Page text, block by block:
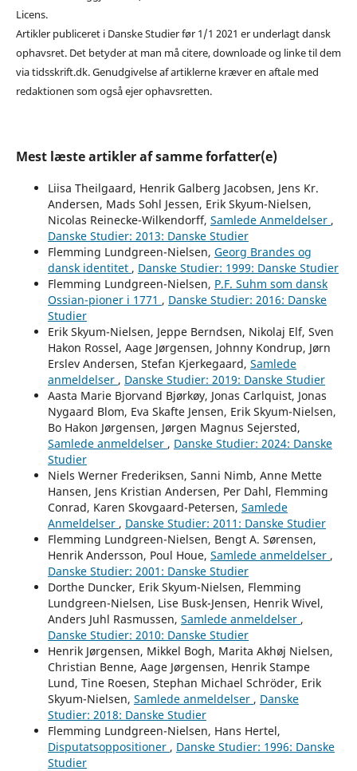
Licens.
Artikler publiceret i Danske Studier før 1/1 2021 er underlagt dansk
ophavsret. Det betyder at man må citere, downloade og linke til dem
via tidsskrift.dk. Genudgivelse af artiklerne kræver en aftale med
redaktionen som også ejer ophavsretten.
Mest læste artikler af samme forfatter(e)
Liisa Theilgaard, Henrik Galberg Jacobsen, Jens Kr.
Andersen, Mads Sohl Jessen, Erik Skyum-Nielsen,
Nicolas Reinecke-Wilkendorff, Samlede Anmeldelser ,
Danske Studier: 2013: Danske Studier
Flemming Lundgreen-Nielsen, Georg Brandes og
dansk identitet , Danske Studier: 1999: Danske Studier
Flemming Lundgreen-Nielsen, P.F. Suhm som dansk
Ossian-pioner i 1771 , Danske Studier: 2016: Danske
Studier
Erik Skyum-Nielsen, Jeppe Berndsen, Nikolaj Elf, Sven
Hakon Rossel, Aage Jørgensen, Johnny Kondrup, Jørn
Erslev Andersen, Stefan Kjerkegaard, Samlede
anmeldelser , Danske Studier: 2019: Danske Studier
Aasta Marie Bjorvand Bjørkøy, Jonas Carlquist, Jonas
Nygaard Blom, Eva Skafte Jensen, Erik Skyum-Nielsen,
Bo Hakon Jørgensen, Jørgen Magnus Sejersted,
Samlede anmeldelser , Danske Studier: 2024: Danske
Studier
Niels Werner Frederiksen, Sanni Nimb, Anne Mette
Hansen, Jens Kristian Andersen, Per Dahl, Flemming
Conrad, Karen Skovgaard-Petersen, Samlede
Anmeldelser , Danske Studier: 2011: Danske Studier
Flemming Lundgreen-Nielsen, Bengt A. Sørensen,
Henrik Andersson, Poul Houe, Samlede anmeldelser ,
Danske Studier: 2001: Danske Studier
Dorthe Duncker, Erik Skyum-Nielsen, Flemming
Lundgreen-Nielsen, Lise Busk-Jensen, Henrik Wivel,
Anders Juhl Rasmussen, Samlede anmeldelser ,
Danske Studier: 2010: Danske Studier
Henrik Jørgensen, Mikkel Bogh, Marita Akhøj Nielsen,
Christian Benne, Aage Jørgensen, Henrik Stampe
Lund, Tine Roesen, Stephan Michael Schröder, Erik
Skyum-Nielsen, Samlede anmeldelser , Danske
Studier: 2018: Danske Studier
Flemming Lundgreen-Nielsen, Hans Hertel,
Disputatsoppositioner , Danske Studier: 1996: Danske
Studier